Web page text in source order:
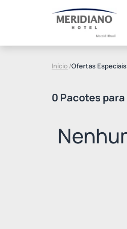
Início/Ofertas Especiais
0 Pacotes